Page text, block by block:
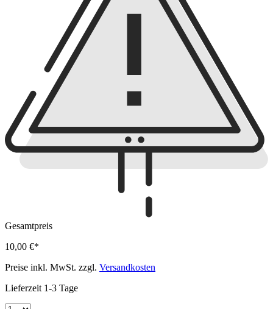
Gesamtpreis
10,00 €*
Preise inkl. MwSt. zzgl. Versandkosten
Lieferzeit 1-3 Tage